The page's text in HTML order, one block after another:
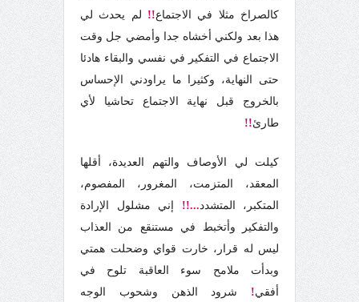
كالصراخ مثلا في الاجتماع!! لم يحدث لي
هذا بعد ولكني أخشاه جدا وأمضي جل وقت
الاجتماع في التفكير في نفسي والبقاء هادئا
حتى النهاية، وكثيرا ما يراودني الإحساس
بالخروج قبل نهاية الاجتماع تحاشيا لأي
طارئ!!
كيلت لي الأوصاف والتهم العديدة، أقلها
المعقد، المتزمت، المغرور، المفصوم،
المتكبر، المتشدد ...!! إني مشلول الإرادة
والتفكير وأتخبط في مستنقع من العذاب
ليس له قرار، خارت قواي وضحلت همتي
وبدأت ملامح سوء العاقبة تلوح في
أفقي! شرود الذهن وشحوب الوجه